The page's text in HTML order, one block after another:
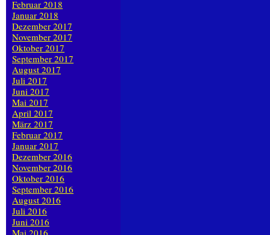
Februar 2018
Januar 2018
Dezember 2017
November 2017
Oktober 2017
September 2017
August 2017
Juli 2017
Juni 2017
Mai 2017
April 2017
März 2017
Februar 2017
Januar 2017
Dezember 2016
November 2016
Oktober 2016
September 2016
August 2016
Juli 2016
Juni 2016
Mai 2016